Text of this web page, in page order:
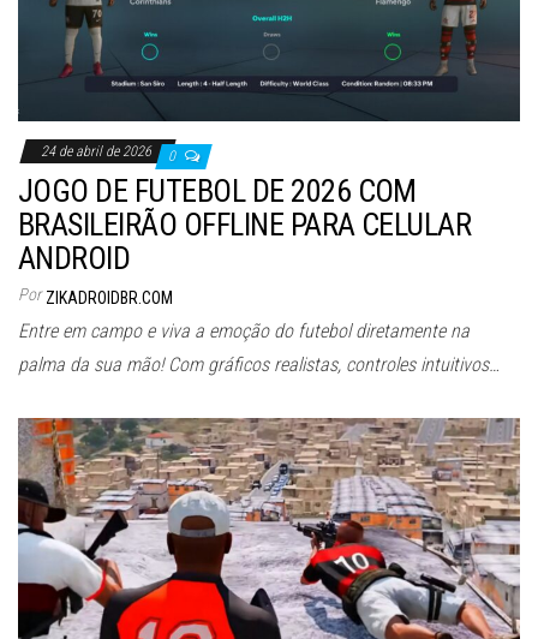
24 de abril de 2026 0
JOGO DE FUTEBOL DE 2026 COM
BRASILEIRÃO OFFLINE PARA CELULAR
ANDROID
Por ZIKADROIDBR.COM
Entre em campo e viva a emoção do futebol diretamente na
palma da sua mão! Com gráficos realistas, controles intuitivos…